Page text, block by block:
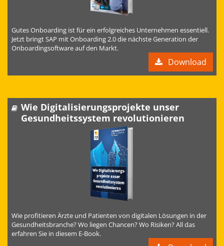
Gutes Onboarding ist für ein erfolgreiches Unternehmen essentiell.
Jetzt bringt SAP mit Onboarding 2.0 die nächste Generation der
Onboardingsoftware auf den Markt.
Download
Wie Digitalisierungsprojekte unser
Gesundheitssystem revolutionieren
Wie profitieren Ärzte und Patienten von digitalen Lösungen in der
Gesundheitsbranche? Wo liegen Chancen? Wo Risiken? All das
erfahren Sie in diesem E-Book.